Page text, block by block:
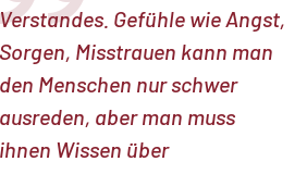
Verstandes. Gefühle wie Angst,
Sorgen, Misstrauen kann man
den Menschen nur schwer
ausreden, aber man muss
ihnen Wissen über